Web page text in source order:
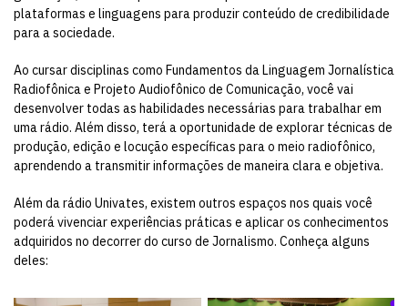
plataformas e linguagens para produzir conteúdo de credibilidade
para a sociedade.
Ao cursar disciplinas como Fundamentos da Linguagem Jornalística
Radiofônica e Projeto Audiofônico de Comunicação, você vai
desenvolver todas as habilidades necessárias para trabalhar em
uma rádio. Além disso, terá a oportunidade de explorar técnicas de
produção, edição e locução específicas para o meio radiofônico,
aprendendo a transmitir informações de maneira clara e objetiva.
Além da rádio Univates, existem outros espaços nos quais você
poderá vivenciar experiências práticas e aplicar os conhecimentos
adquiridos no decorrer do curso de Jornalismo. Conheça alguns
deles: